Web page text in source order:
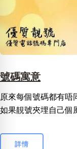
號碼寓意
原來每個號碼都有唔
如果靚號夾埋自己個
詳情